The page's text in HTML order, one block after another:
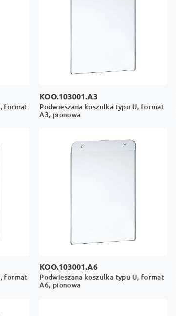
format
KOO.103001.A3
Podwieszana koszulka typu U, format
A3, pionowa
format
KOO.103001.A6
Podwieszana koszulka typu U, format
A6, pionowa